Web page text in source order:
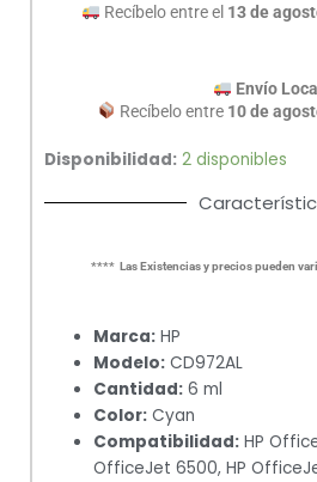
Recíbelo entre el 13 de
Envío Local
Recíbelo entre 10 de
Disponibilidad: 2 disponibles
**** Las Existencias y precios pueden
Marca: HP
Modelo: CD972AL
Cantidad: 6 ml
Color: Cyan
Compatibilidad: HP
OfficeJet 6500, HP